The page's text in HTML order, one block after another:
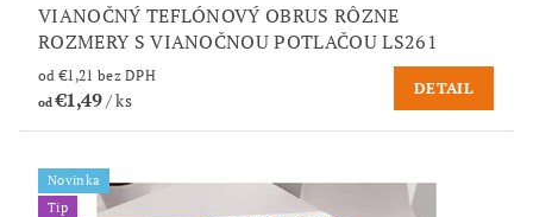
VIANOČNÝ TEFLÓNOVÝ OBRUS RÔZNE
ROZMERY S VIANOČNOU POTLAČOU LS261
od €1,21 bez DPH
od€1,49/ ks
DETAIL
Novinka
Tip